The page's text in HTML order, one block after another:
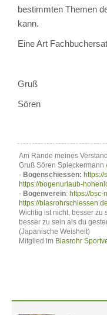
bestimmten Themen
kann.
Eine Art
Gruß
Sören
Am Rande meines
Gruß Sören Spieckermann
- Bogenschiessen: https://
https://bogenurlaub-
- Bogenverein: https://bsc-
https://
Wichtig ist nicht, besser zu
besser zu sein als du
(Japanische Weisheit)
Mitglied im Blasrohr